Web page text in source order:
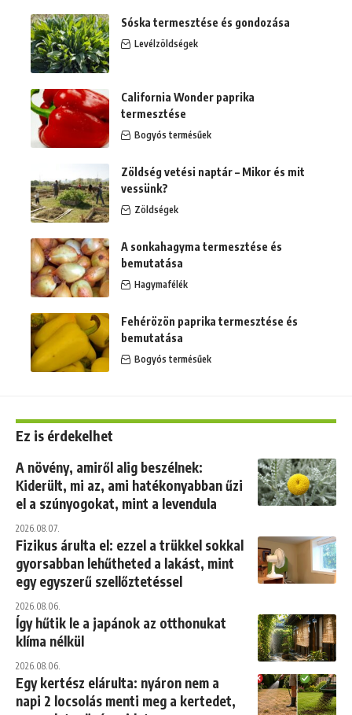
Sóska termesztése és gondozása
Levélzöldségek
California Wonder paprika
termesztése
Bogyós termésűek
Zöldség vetési naptár – Mikor és mit
vessünk?
Zöldségek
A sonkahagyma termesztése és
bemutatása
Hagymafélék
Fehérözön paprika termesztése és
bemutatása
Bogyós termésűek
Ez is érdekelhet
A növény, amiről alig beszélnek:
Kiderült, mi az, ami hatékonyabban űzi
el a szúnyogokat, mint a levendula
2026.08.07.
Fizikus árulta el: ezzel a trükkel sokkal
gyorsabban lehűtheted a lakást, mint
egy egyszerű szellőztetéssel
2026.08.06.
Így hűtik le a japánok az otthonukat
klíma nélkül
2026.08.06.
Egy kertész elárulta: nyáron nem a
napi 2 locsolás menti meg a kertedet,